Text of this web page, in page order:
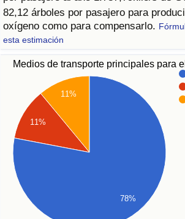
82,12 árboles por pasajero para
oxígeno como para compensarlo.
esta estimación
Medios de transporte principales para
11%
11%
78%
Calificación del Índice de
(Actual)
Índice de criminalidad por país
Sanidad
Índice de Sanidad (Actual)
Índice de Sanidad
Índice de Sanidad por País